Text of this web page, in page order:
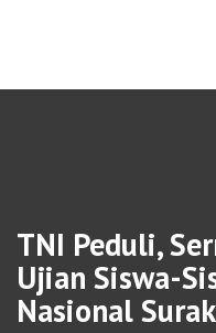
TNI Peduli,
Ujian Siswa-
Nasional